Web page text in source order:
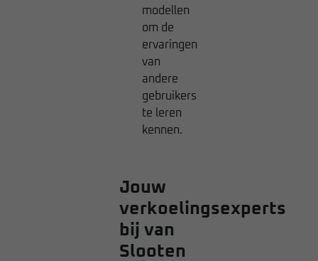
modellen
om de
ervaringen
van
andere
gebruikers
te leren
kennen.
Jouw
verkoelingsexperts
bij van
Slooten